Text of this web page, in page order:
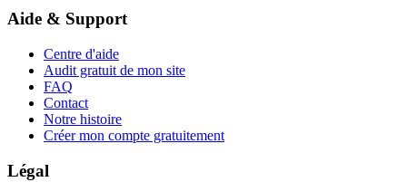
Aide & Support
Centre d'aide
Audit gratuit de mon site
FAQ
Contact
Notre histoire
Créer mon compte gratuitement
Légal